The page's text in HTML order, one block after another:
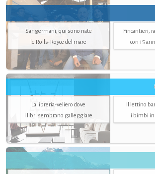
Sangermani, qui sono nate
le Rolls-Royce del mare
Fincantieri,
con 15
La libreria-veliero dove
i libri sembrano galleggiare
Il lettino
i bimbi in